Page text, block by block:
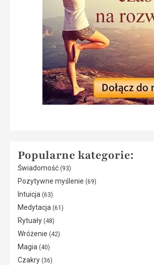
Popularne kategorie:
Świadomość (93)
Pozytywne myślenie (69)
Intuicja (63)
Medytacja (61)
Rytuały (48)
Wróżenie (42)
Magia (40)
Czakry (36)